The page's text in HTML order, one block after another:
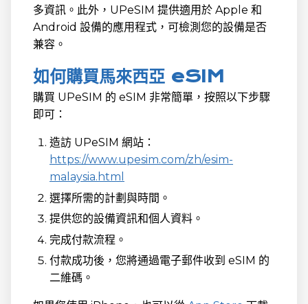
多資訊。此外，UPeSIM 提供適用於 Apple 和
Android 設備的應用程式，可檢測您的設備是否
兼容。
如何購買馬來西亞 eSIM
購買 UPeSIM 的 eSIM 非常簡單，按照以下步驟
即可：
造訪 UPeSIM 網站：
https://www.upesim.com/zh/esim-
malaysia.html
選擇所需的計劃與時間。
提供您的設備資訊和個人資料。
完成付款流程。
付款成功後，您將通過電子郵件收到 eSIM 的
二維碼。